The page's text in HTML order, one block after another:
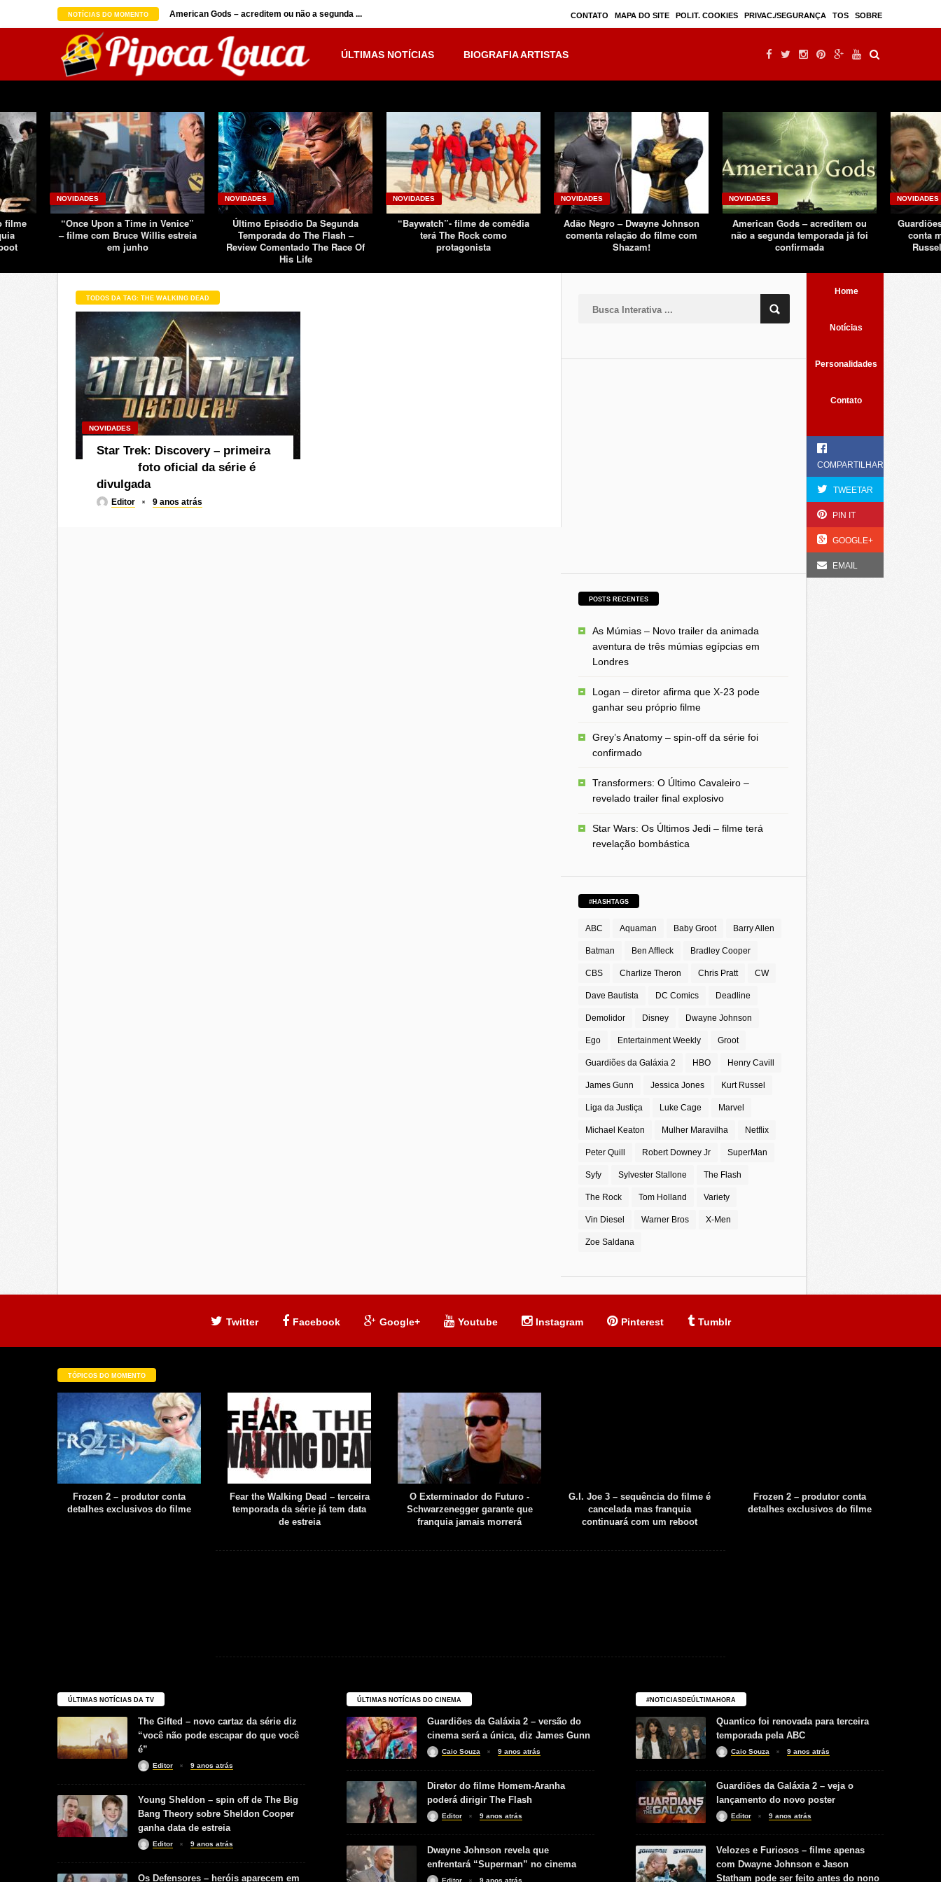
NOTÍCIAS DO MOMENTO
seguindo sucesso d ... American Gods – acreditem ou não a segunda ... Inumanos – série seguirá separada, mas no ... Mulan – filme live-action seguindo sucesso d ...
CONTATO MAPA DO SITE POLIT. COOKIES PRIVAC./SEGURANÇA TOS SOBRE
ÚLTIMAS NOTÍCIAS BIOGRAFIA ARTISTAS
filme
NOVIDADES
“Once Upon a Time in Venice”
– filme com Bruce Willis estreia
em junho
NOVIDADES
Último Episódio Da Segunda
Temporada do The Flash –
Review Comentado The Race Of
His Life
NOVIDADES
“Baywatch”- filme de comédia
terá The Rock como
protagonista
NOVIDADES
Adão Negro – Dwayne Johnson
comenta relação do filme com
Shazam!
NOVIDADES
American Gods – acreditem ou
não a segunda temporada já foi
confirmada
NOVIDADES
conta
Home
Notícias
Personalidades
Contato
COMPARTILHAR
TWEETAR
PIN IT
GOOGLE+
EMAIL
TODOS DA TAG: THE WALKING DEAD
NOVIDADES
Star Trek: Discovery – primeira
foto oficial da série é
divulgada
Editor 9 anos atrás
POSTS RECENTES
As Múmias – Novo trailer da animada
aventura de três múmias egípcias em
Londres
Logan – diretor afirma que X-23 pode
ganhar seu próprio filme
Grey’s Anatomy – spin-off da série foi
confirmado
Transformers: O Último Cavaleiro –
revelado trailer final explosivo
Star Wars: Os Últimos Jedi – filme terá
revelação bombástica
#HASHTAGS
ABC Aquaman Baby Groot Barry Allen
Batman Ben Affleck Bradley Cooper
CBS Charlize Theron Chris Pratt CW
Dave Bautista DC Comics Deadline
Demolidor Disney Dwayne Johnson
Ego Entertainment Weekly Groot
Guardiões da Galáxia 2 HBO Henry Cavill
James Gunn Jessica Jones Kurt Russel
Liga da Justiça Luke Cage Marvel
Michael Keaton Mulher Maravilha Netflix
Peter Quill Robert Downey Jr SuperMan
Syfy Sylvester Stallone The Flash
The Rock Tom Holland Variety
Vin Diesel Warner Bros X-Men
Zoe Saldana
Twitter Facebook Google+ Youtube Instagram Pinterest Tumblr
TÓPICOS DO MOMENTO
Frozen 2 – produtor conta
detalhes exclusivos do filme
Fear the Walking Dead – terceira
temporada da série já tem data
de estreia
O Exterminador do Futuro -
Schwarzenegger garante que
franquia jamais morrerá
G.I. Joe 3 – sequência do filme é
cancelada mas franquia
continuará com um reboot
Frozen 2 – produtor conta
detalhes exclusivos do filme
ÚLTIMAS NOTÍCIAS DA TV
The Gifted – novo cartaz da série diz
“você não pode escapar do que você
é”
Editor 9 anos atrás
Young Sheldon – spin off de The Big
Bang Theory sobre Sheldon Cooper
ganha data de estreia
Editor 9 anos atrás
Os Defensores – heróis aparecem em
ÚLTIMAS NOTÍCIAS DO CINEMA
Guardiões da Galáxia 2 – versão do
cinema será a única, diz James Gunn
Caio Souza 9 anos atrás
Diretor do filme Homem-Aranha
poderá dirigir The Flash
Editor 9 anos atrás
Dwayne Johnson revela que
enfrentará “Superman” no cinema
Editor 9 anos atrás
#NOTICIASDEÚLTIMAHORA
Quantico foi renovada para terceira
temporada pela ABC
Caio Souza 9 anos atrás
Guardiões da Galáxia 2 – veja o
lançamento do novo poster
Editor 9 anos atrás
Velozes e Furiosos – filme apenas
com Dwayne Johnson e Jason
Statham pode ser feito antes do nono